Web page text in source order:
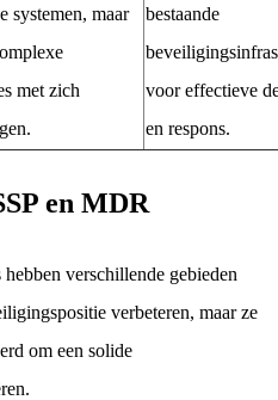
systemen, maar
met zich
bestaande
voor effectieve
en respons.
en MDR
verschillende gebieden
verbeteren, maar ze
om een solide